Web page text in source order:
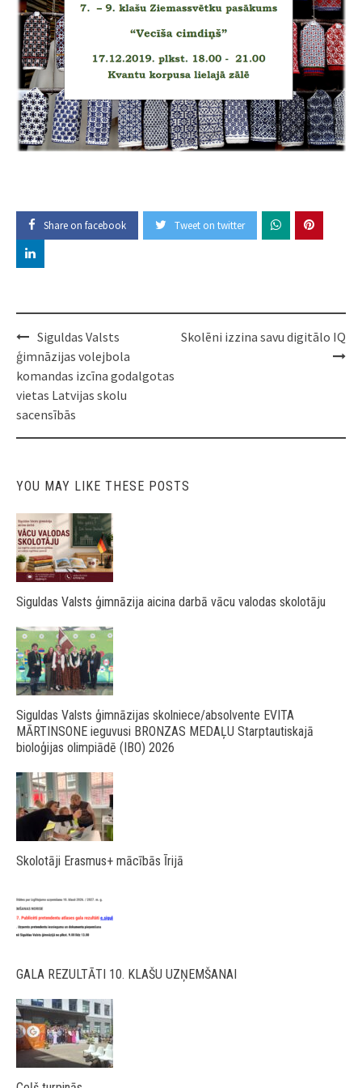
Share on facebook Tweet on twitter
Post
navigation
Siguldas Valsts
ģimnāzijas volejbola
komandas izcīna godalgotas
vietas Latvijas skolu
sacensībās
Skolēni izzina savu digitālo IQ
YOU MAY LIKE THESE POSTS
Siguldas Valsts ģimnāzija aicina darbā vācu valodas skolotāju
Siguldas Valsts ģimnāzijas skolniece/absolvente EVITA
MĀRTINSONE ieguvusi BRONZAS MEDAĻU Starptautiskajā
bioloģijas olimpiādē (IBO) 2026
Skolotāji Erasmus+ mācībās Īrijā
GALA REZULTĀTI 10. KLAŠU UZŅEMŠANAI